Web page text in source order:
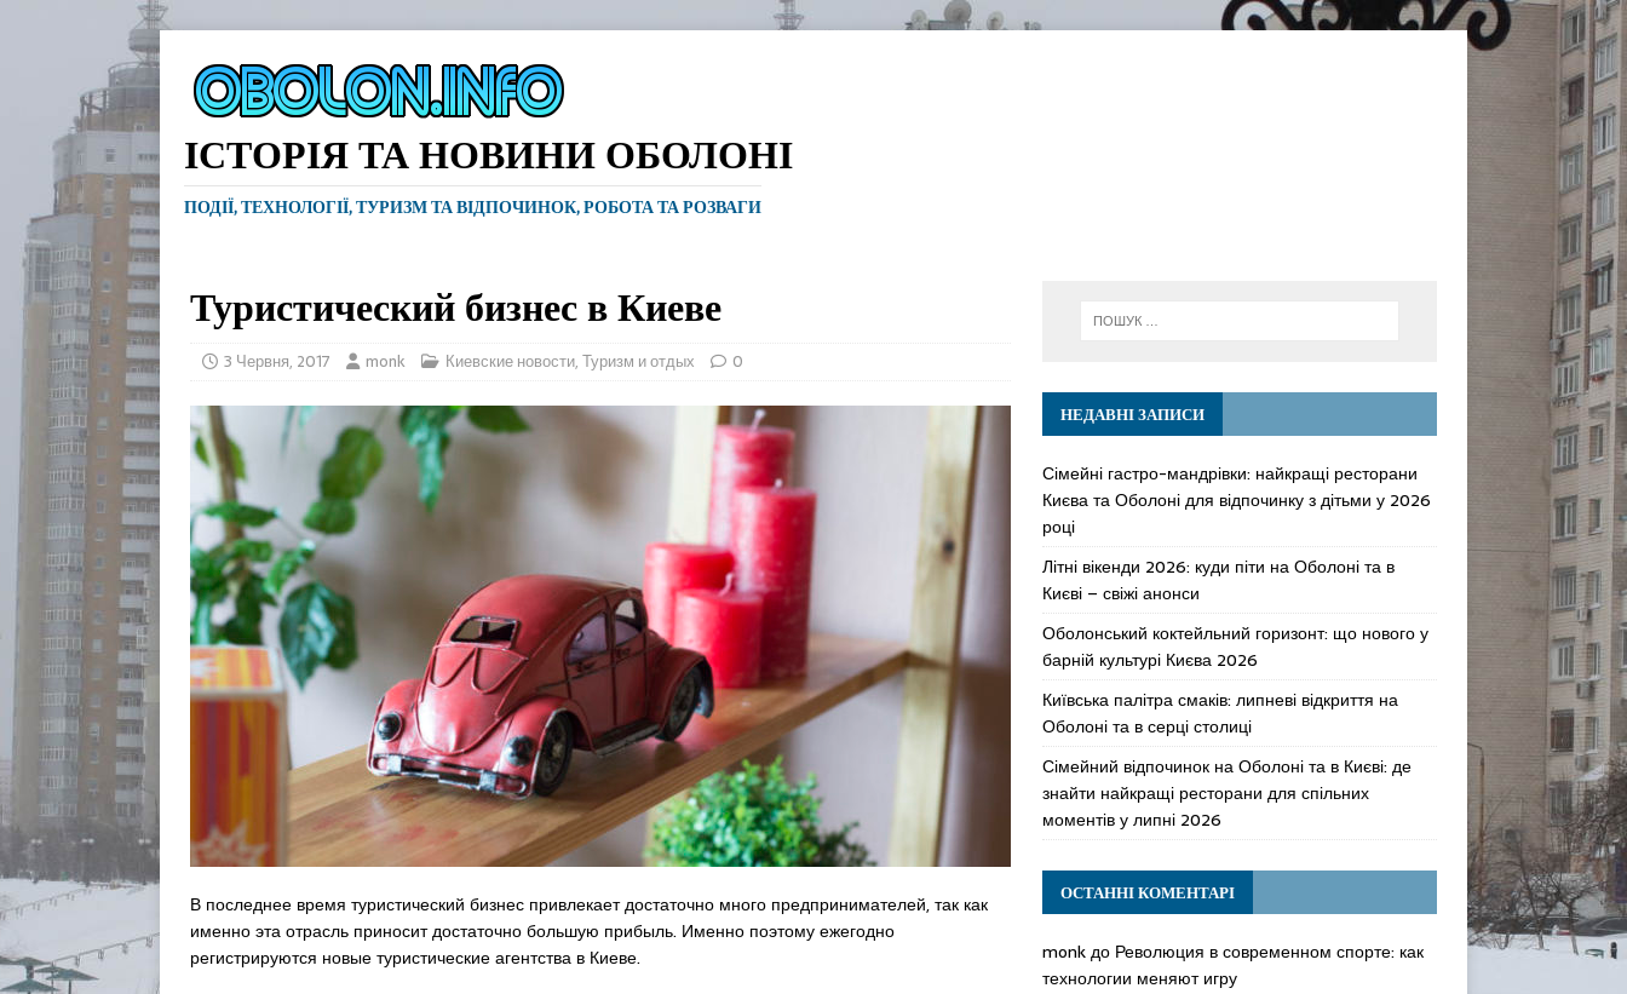
ІСТОРІЯ ТА НОВИНИ ОБОЛОНІ
ПОДІЇ, ТЕХНОЛОГІЇ, ТУРИЗМ ТА ВІДПОЧИНОК, РОБОТА ТА РОЗВАГИ
Туристический бизнес в Киеве
3 Червня, 2017 monk Киевские новости,Туризм и отдых 0
В последнее время туристический бизнес привлекает достаточно много предпринимателей, так как
именно эта отрасль приносит достаточно большую прибыль. Именно поэтому ежегодно
регистрируются новые туристические агентства в Киеве.
НЕДАВНІ ЗАПИСИ
Сімейні гастро-мандрівки: найкращі ресторани
Києва та Оболоні для відпочинку з дітьми у 2026
році
Літні вікенди 2026: куди піти на Оболоні та в
Києві – свіжі анонси
Оболонський коктейльний горизонт: що нового у
барній культурі Києва 2026
Київська палітра смаків: липневі відкриття на
Оболоні та в серці столиці
Сімейний відпочинок на Оболоні та в Києві: де
знайти найкращі ресторани для спільних
моментів у липні 2026
ОСТАННІ КОМЕНТАРІ
monkдо Революция в современном спорте: как
технологии меняют игру